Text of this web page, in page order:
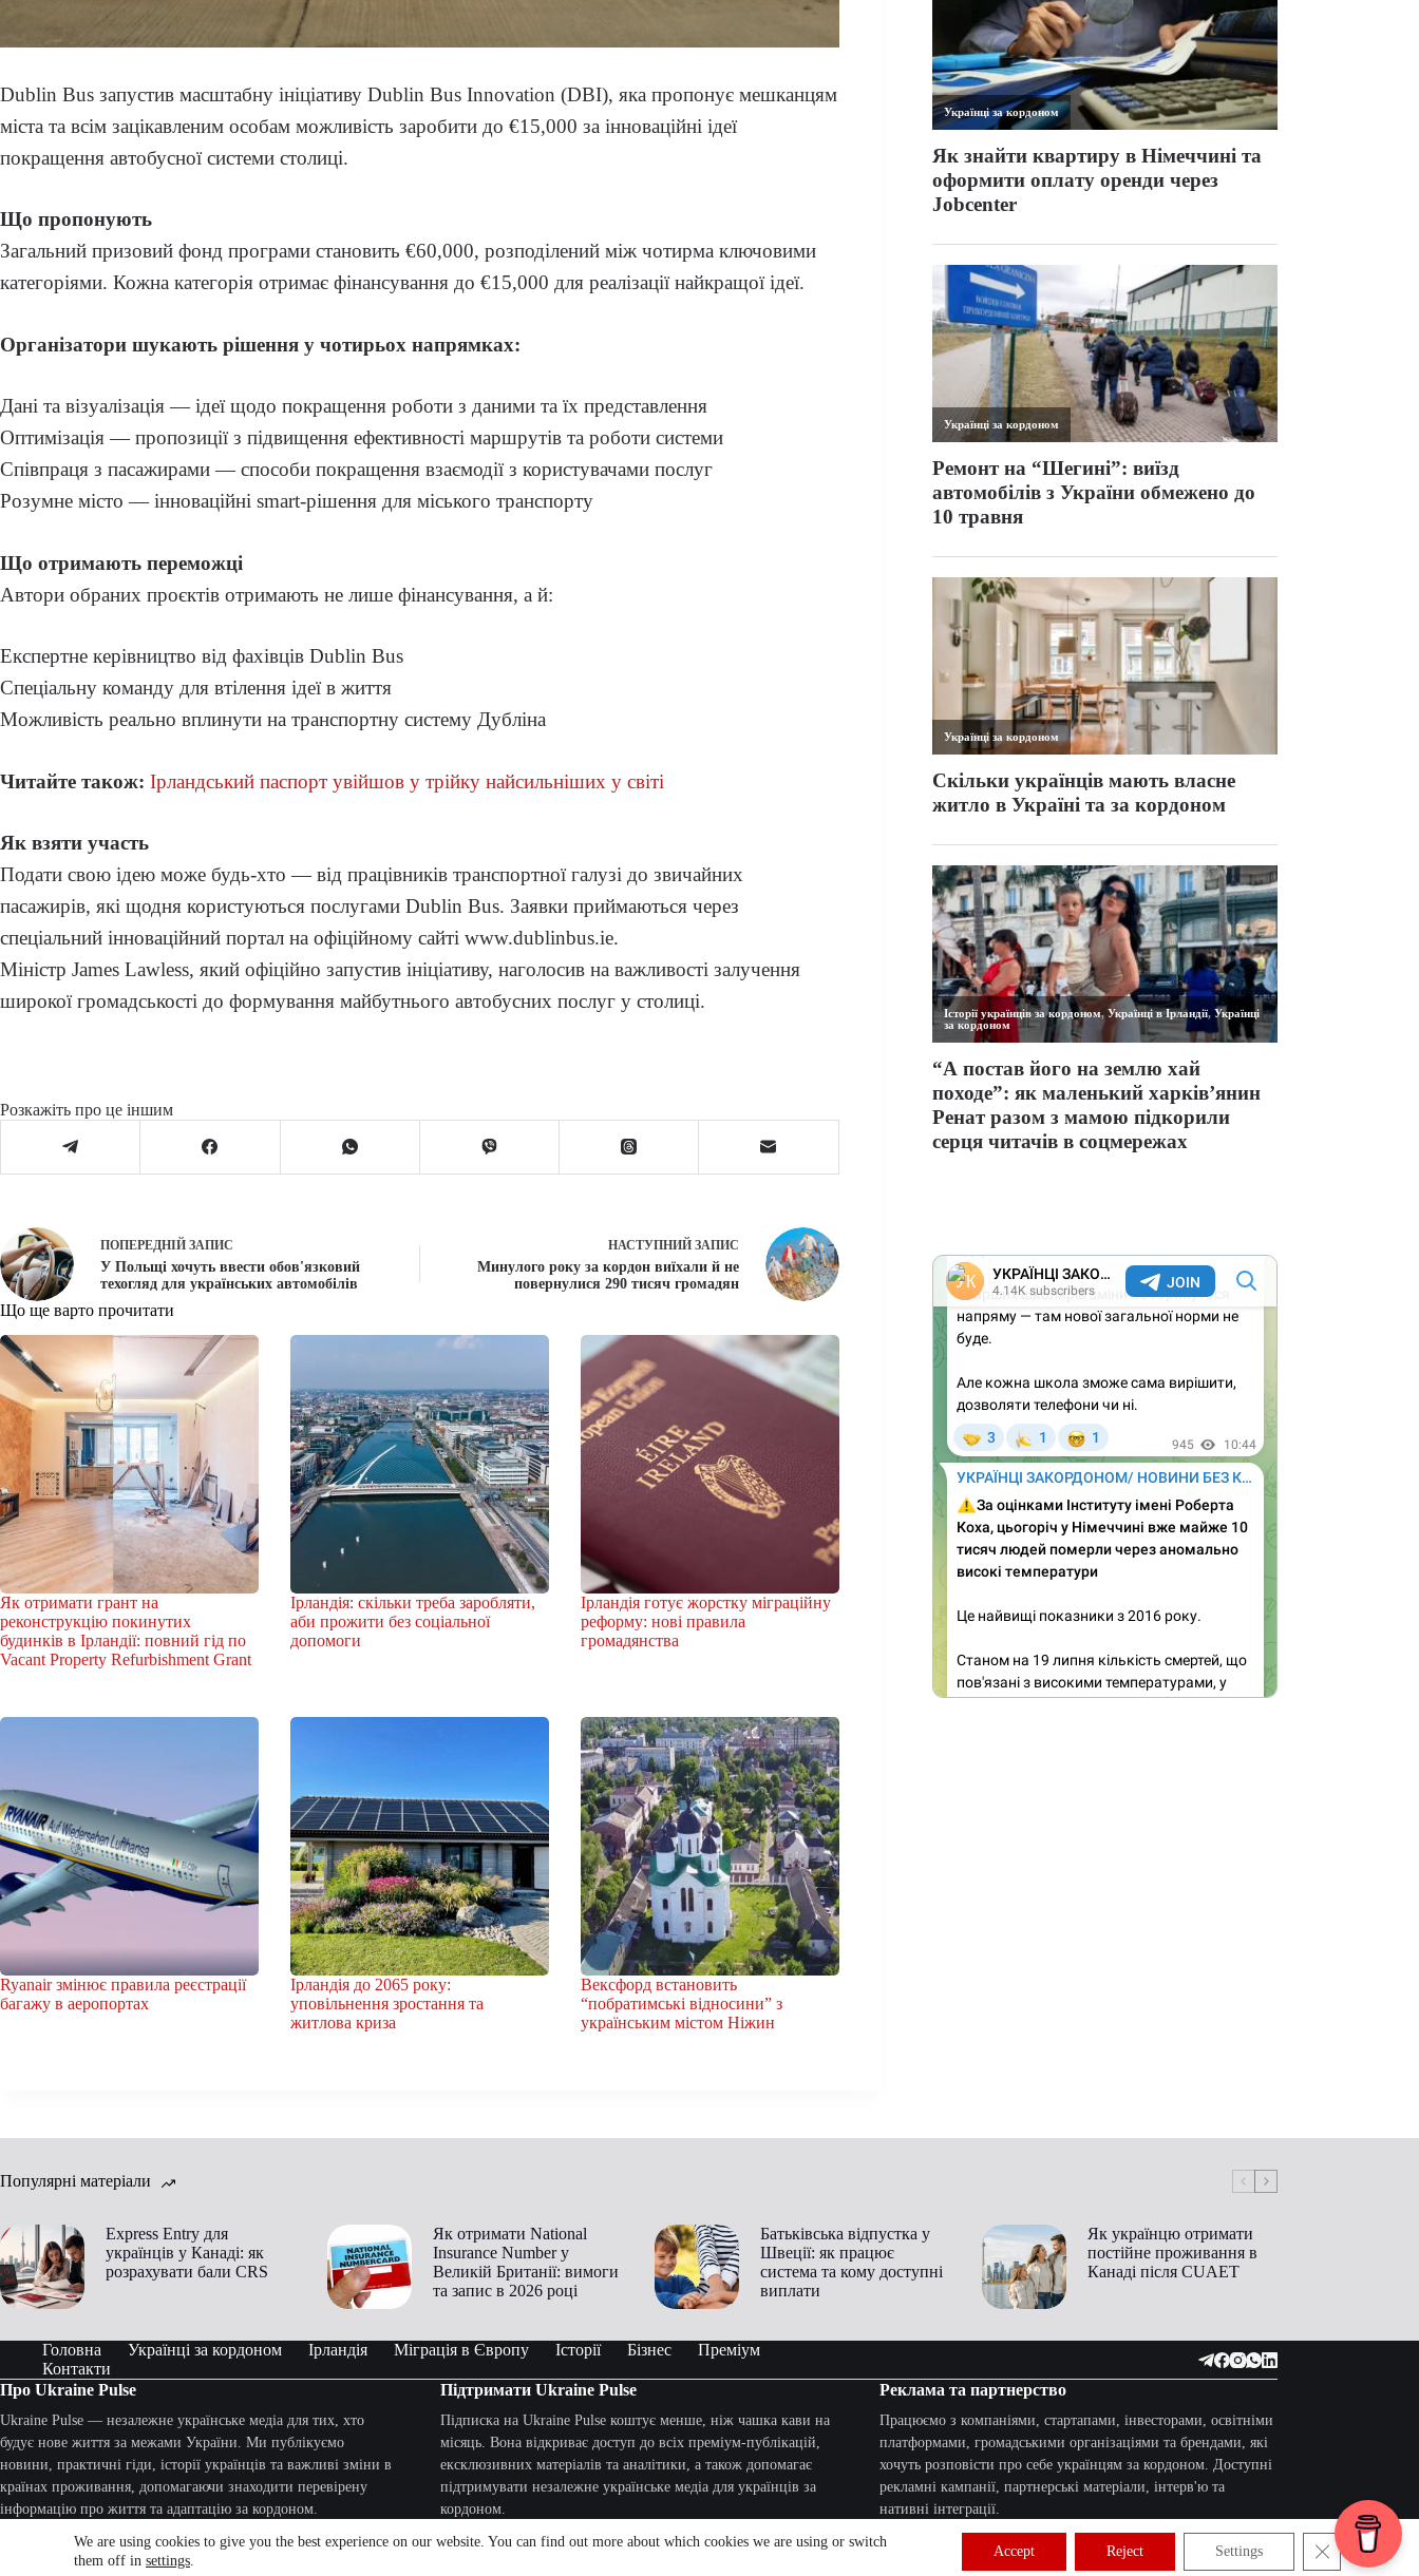
Dublin Bus запустив масштабну ініціативу Dublin Bus Innovation (DBI), яка пропонує мешканцям
міста та всім зацікавленим особам можливість заробити до €15,000 за інноваційні ідеї
покращення автобусної системи столиці.
Що пропонують
Загальний призовий фонд програми становить €60,000, розподілений між чотирма ключовими
категоріями. Кожна категорія отримає фінансування до €15,000 для реалізації найкращої ідеї.
Організатори шукають рішення у чотирьох напрямках:
Дані та візуалізація — ідеї щодо покращення роботи з даними та їх представлення
Оптимізація — пропозиції з підвищення ефективності маршрутів та роботи системи
Співпраця з пасажирами — способи покращення взаємодії з користувачами послуг
Розумне місто — інноваційні smart-рішення для міського транспорту
Що отримають переможці
Автори обраних проєктів отримають не лише фінансування, а й:
Експертне керівництво від фахівців Dublin Bus
Спеціальну команду для втілення ідеї в життя
Можливість реально вплинути на транспортну систему Дубліна
Читайте також: Ірландський паспорт увійшов у трійку найсильніших у світі
Як взяти участь
Подати свою ідею може будь-хто — від працівників транспортної галузі до звичайних
пасажирів, які щодня користуються послугами Dublin Bus. Заявки приймаються через
спеціальний інноваційний портал на офіційному сайті www.dublinbus.ie.
Міністр James Lawless, який офіційно запустив ініціативу, наголосив на важливості залучення
широкої громадськості до формування майбутнього автобусних послуг у столиці.
Розкажіть про це іншим
ПОПЕРЕДНІЙ ЗАПИС
У Польщі хочуть ввести обов'язковий
техогляд для українських автомобілів
НАСТУПНИЙ ЗАПИС
Минулого року за кордон виїхали й не
повернулися 290 тисяч громадян
Що ще варто прочитати
Як отримати грант на
реконструкцію покинутих
будинків в Ірландії: повний гід по
Vacant Property Refurbishment Grant
Ірландія: скільки треба заробляти,
аби прожити без соціальної
допомоги
Ірландія готує жорстку міграційну
реформу: нові правила
громадянства
Ryanair змінює правила реєстрації
багажу в аеропортах
Ірландія до 2065 року:
уповільнення зростання та
житлова криза
Вексфорд встановить
“побратимські відносини” з
українським містом Ніжин
Популярні матеріали
Express Entry для
українців у Канаді: як
розрахувати бали CRS
Як отримати National
Insurance Number у
Великій Британії: вимоги
та запис в 2026 році
Батьківська відпустка у
Швеції: як працює
система та кому доступні
виплати
Як українцю отримати
постійне проживання в
Канаді після CUAET
Головна Українці за кордоном Ірландія Міграція в Європу Історії Бізнес
Преміум
Контакти
Про Ukraine Pulse
Ukraine Pulse — незалежне українське медіа для тих, хто
будує нове життя за межами України. Ми публікуємо
новини, практичні гіди, історії українців та важливі зміни в
країнах проживання, допомагаючи знаходити перевірену
інформацію про життя та адаптацію за кордоном.
Privacy Policy | Cookie Policy
Підтримати Ukraine Pulse
Підписка на Ukraine Pulse коштує менше, ніж чашка кави на
місяць. Вона відкриває доступ до всіх преміум-публікацій,
ексклюзивних матеріалів та аналітики, а також допомагає
підтримувати незалежне українське медіа для українців за
кордоном.
Реклама та партнерство
Працюємо з компаніями, стартапами, інвесторами, освітніми
платформами, громадськими організаціями та брендами, які
хочуть розповісти про себе українцям за кордоном. Доступні
рекламні кампанії, партнерські матеріали, інтерв'ю та
нативні інтеграції.
uapulsemedia@gmail.com
We are using cookies to give you the best experience on our website. You can find out more about which cookies we are using or switch
them off in settings.
Accept Reject Settings Close GDPR